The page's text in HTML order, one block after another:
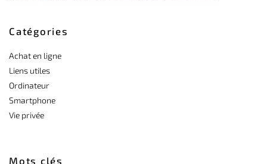
Catégories
Achat en ligne
Liens utiles
Ordinateur
Smartphone
Vie privée
Mots clés